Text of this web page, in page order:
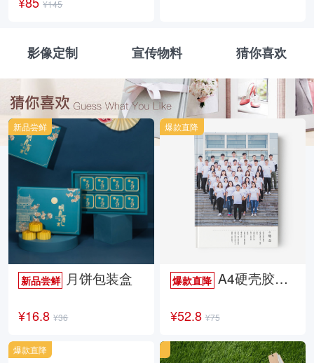
¥145
影像定制 宣传物料 猜你喜欢
新品尝鲜 月饼包装盒
¥16.8 ¥36
新品尝鲜
爆款直降A4硬壳胶装照片书34p哑膜
¥52.8 ¥75
爆款直降
爆款直降